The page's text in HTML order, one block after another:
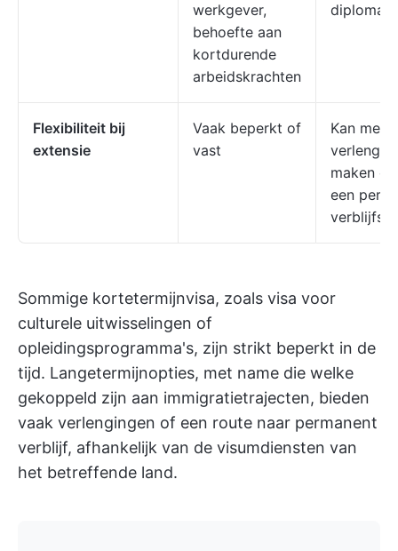
werkgever,
behoefte aan
kortdurende
arbeidskrachten
diploma
Flexibiliteit bij
extensie
Vaak beperkt of
vast
Kan
maken
een
Sommige kortetermijnvisa, zoals visa voor
culturele uitwisselingen of
opleidingsprogramma's, zijn strikt beperkt in de
tijd. Langetermijnopties, met name die welke
gekoppeld zijn aan immigratietrajecten, bieden
vaak verlengingen of een route naar permanent
verblijf, afhankelijk van de visumdiensten van
het betreffende land.